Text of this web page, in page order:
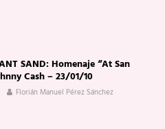
SAND: Homenaje “At San
Cash – 23/01/10
Florián Manuel Pérez Sánchez